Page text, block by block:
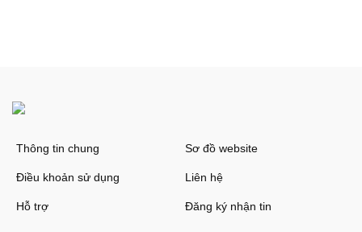
Thông tin chung Sơ đồ website
Điều khoản sử dụng Liên hệ
Hỗ trợ Đăng ký nhận tin